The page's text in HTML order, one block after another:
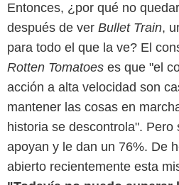
Entonces, ¿por qué no
después de ver Bullet Train,
para todo el que la ve? El
Rotten Tomatoes es que "el
acción a alta velocidad son
mantener las cosas en
historia se descontrola". Pero
apoyan y le dan un 76%. De
abierto recientemente esta
Sony